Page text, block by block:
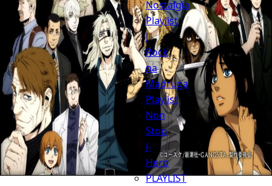
Nostalgia
Playlist
J
Rock
na
Madruga
Playlist
Non
Stop
J-
Hero
PLAYLIST